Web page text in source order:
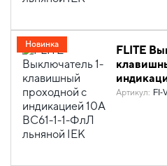
FLITE
ФлЛ
Артикул: FI-
Новинка